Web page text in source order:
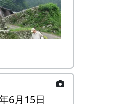
6月15日